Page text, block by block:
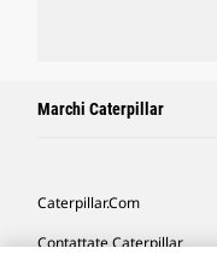
Marchi Caterpillar
Caterpillar.com
Contattate Caterpillar